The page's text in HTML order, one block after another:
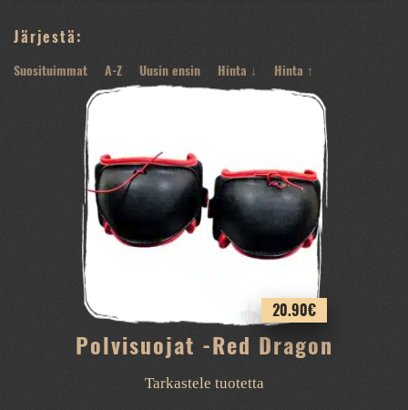
Järjestä:
Suosituimmat A-Z Uusin ensin Hinta ↓ Hinta ↑
Polvisuojat -Red Dragon
20.90€
Tarkastele tuotetta